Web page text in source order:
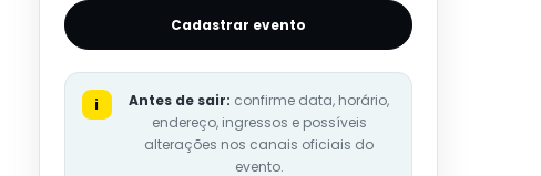
Cadastrar evento
i Antes de sair: confirme data, horário,
endereço, ingressos e possíveis
alterações nos canais oficiais do
evento.